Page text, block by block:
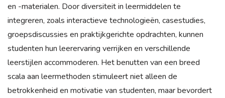
en -materialen. Door diversiteit in leermiddelen te
integreren, zoals interactieve technologieën, casestudies,
groepsdiscussies en praktijkgerichte opdrachten, kunnen
studenten hun leerervaring verrijken en verschillende
leerstijlen accommoderen. Het benutten van een breed
scala aan leermethoden stimuleert niet alleen de
betrokkenheid en motivatie van studenten, maar bevordert